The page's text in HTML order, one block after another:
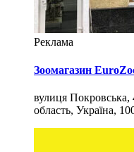
Реклама
Зоомагазин
вулиця
область, Україна,